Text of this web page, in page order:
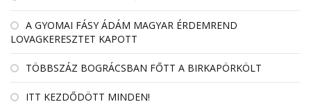
A GYOMAI FÁSY ÁDÁM MAGYAR ÉRDEMREND
LOVAGKERESZTET KAPOTT
TÖBBSZÁZ BOGRÁCSBAN FŐTT A BIRKAPÖRKÖLT
ITT KEZDŐDÖTT MINDEN!